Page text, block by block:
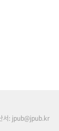
서: jpub@jpub.kr